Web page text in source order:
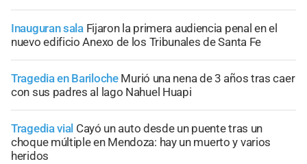
Inauguran sala Fijaron la primera audiencia penal en el
nuevo edificio Anexo de los Tribunales de Santa Fe
Tragedia en Bariloche Murió una nena de 3 años tras caer
con sus padres al lago Nahuel Huapi
Tragedia vial Cayó un auto desde un puente tras un
choque múltiple en Mendoza: hay un muerto y varios
heridos